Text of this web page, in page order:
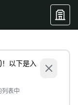
以下是入
列表中